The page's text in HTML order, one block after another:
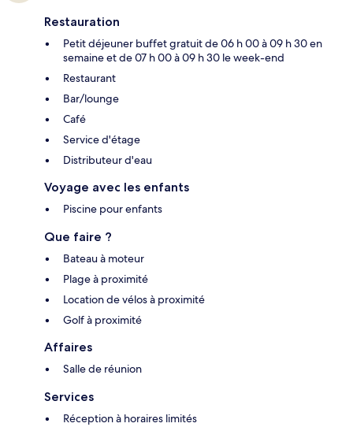
Restauration
Petit déjeuner buffet gratuit de 06 h 00 à 09 h 30 en
semaine et de 07 h 00 à 09 h 30 le week-end
Restaurant
Bar/lounge
Café
Service d'étage
Distributeur d'eau
Voyage avec les enfants
Piscine pour enfants
Que faire ?
Bateau à moteur
Plage à proximité
Location de vélos à proximité
Golf à proximité
Affaires
Salle de réunion
Services
Réception à horaires limités